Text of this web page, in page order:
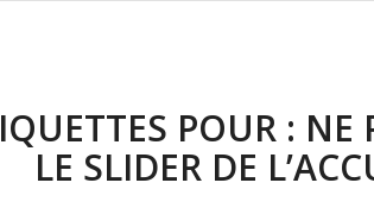
POUR : NE
LE SLIDER DE